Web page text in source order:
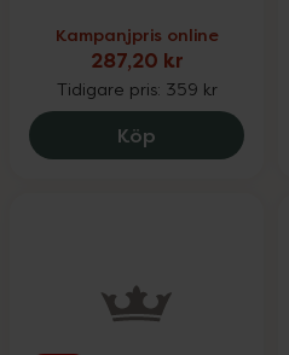
Kampanjpris online
287,20 kr
Tidigare pris: 359 kr
Köp Holistic